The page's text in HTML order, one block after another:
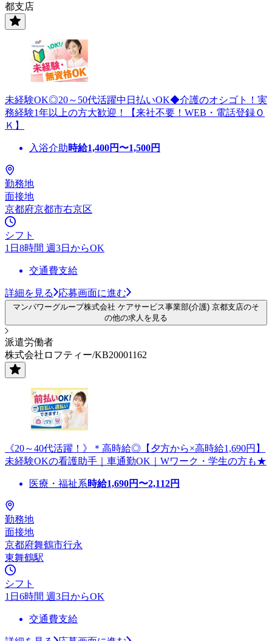
都支店
未経験OK◎20～50代活躍中日払いOK◆介護のオシゴト！実
務経験1年以上の方大歓迎！【来社不要！WEB・電話登録Ｏ
Ｋ】
入浴介助時給1,400円〜1,500円
勤務地
面接地
京都府京都市右京区
シフト
1日8時間 週3日からOK
交通費支給
詳細を見る 応募画面に進む
マンパワーグループ株式会社 ケアサービス事業部(介護) 京都支店のそ
の他の求人を見る
派遣労働者
株式会社ロフティー/KB20001162
《20～40代活躍！》＊高時給◎【夕方から×高時給1,690円】
未経験OKの看護助手｜車通勤OK｜Wワーク・学生の方も★
医療・福祉系時給1,690円〜2,112円
勤務地
面接地
京都府舞鶴市行永
東舞鶴駅
シフト
1日6時間 週3日からOK
交通費支給